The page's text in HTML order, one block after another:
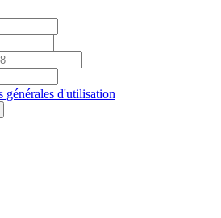
générales d'utilisation